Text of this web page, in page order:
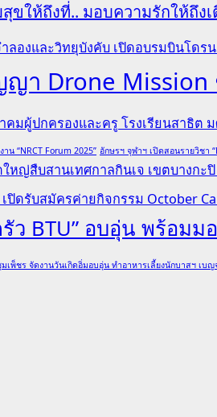
ขให้ถึงที่.. มอบความรักให้ถึงเ
ลองและวิทยุบังคับ เปิดอบรมบินโดร
Drone Mission
คมผู้ปกครองและครู โรงเรียนสาธิต
น “NRCT Forum 2025” อักษรฯ จุฬาฯ เปิดสอนรายวิช
หญ่สืบสานเทศกาลกินเจ เขตบางกะ
ปิดรับสมัครค่ายกิจกรรม October
BTU” อบอุ่น พร้อม
เพ็ชร จัดงานวันเกิดอิ่มอบอุ่น ทำอาหารเลี้ยงนักบาสฯ เบ